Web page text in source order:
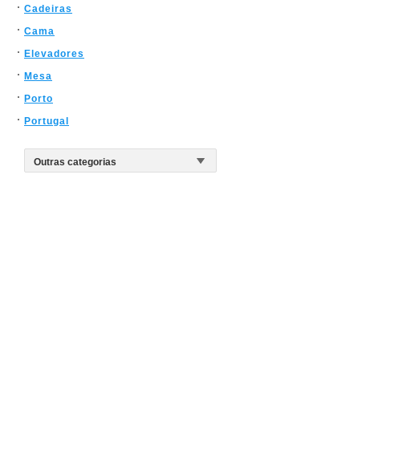
Cadeiras
Cama
Elevadores
Mesa
Porto
Portugal